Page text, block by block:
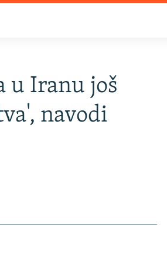
u Iranu još
navodi